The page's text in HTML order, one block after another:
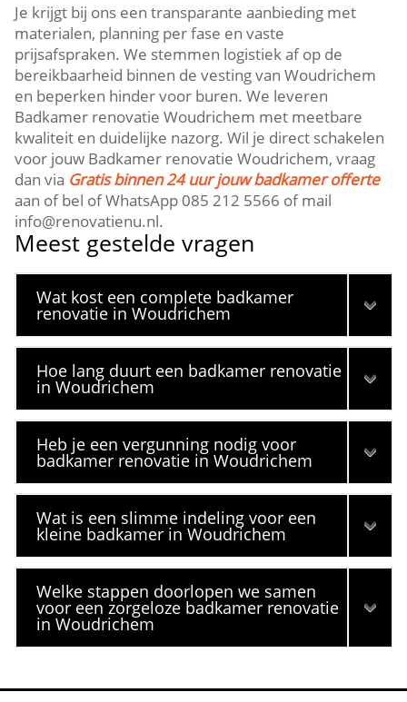
Je krijgt bij ons een transparante aanbieding met
materialen, planning per fase en vaste
prijsafspraken.​ We stemmen logistiek af op de
bereikbaarheid binnen de vesting van Woudrichem
en beperken hinder voor buren.​ We leveren
Badkamer renovatie Woudrichem met meetbare
kwaliteit en duidelijke nazorg.​ Wil je direct schakelen
voor jouw Badkamer renovatie Woudrichem, vraag
dan via Gratis binnen 24 uur jouw badkamer offerte
aan of bel of WhatsApp 085 212 5566 of mail
info@renovatienu.​nl.​
Meest gestelde vragen
Wat kost een complete badkamer
renovatie in Woudrichem
Hoe lang duurt een badkamer renovatie
in Woudrichem
Heb je een vergunning nodig voor
badkamer renovatie in Woudrichem
Wat is een slimme indeling voor een
kleine badkamer in Woudrichem
Welke stappen doorlopen we samen
voor een zorgeloze badkamer renovatie
in Woudrichem